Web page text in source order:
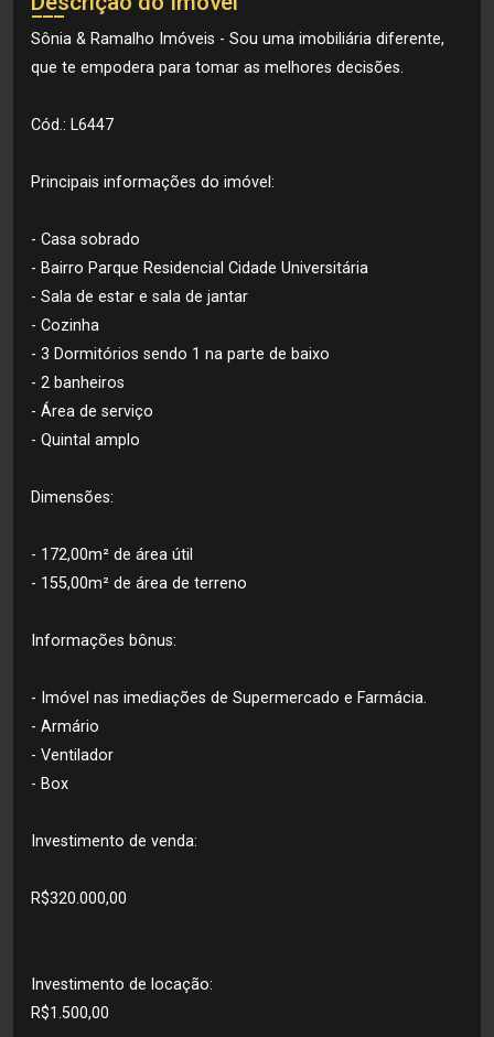
Sônia & Ramalho Imóveis - Sou uma imobiliária diferente,
que te empodera para tomar as melhores decisões.
Cód.: L6447
Principais informações do imóvel:
- Casa sobrado
- Bairro Parque Residencial Cidade Universitária
- Sala de estar e sala de jantar
- Cozinha
- 3 Dormitórios sendo 1 na parte de baixo
- 2 banheiros
- Área de serviço
- Quintal amplo
Dimensões:
- 172,00m² de área útil
- 155,00m² de área de terreno
Informações bônus:
- Imóvel nas imediações de Supermercado e Farmácia.
- Armário
- Ventilador
- Box
Investimento de venda:
R$320.000,00
Investimento de locação:
R$1.500,00